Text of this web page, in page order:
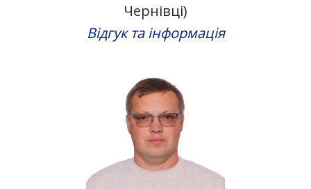
Чернівці)
Відгук та інформація